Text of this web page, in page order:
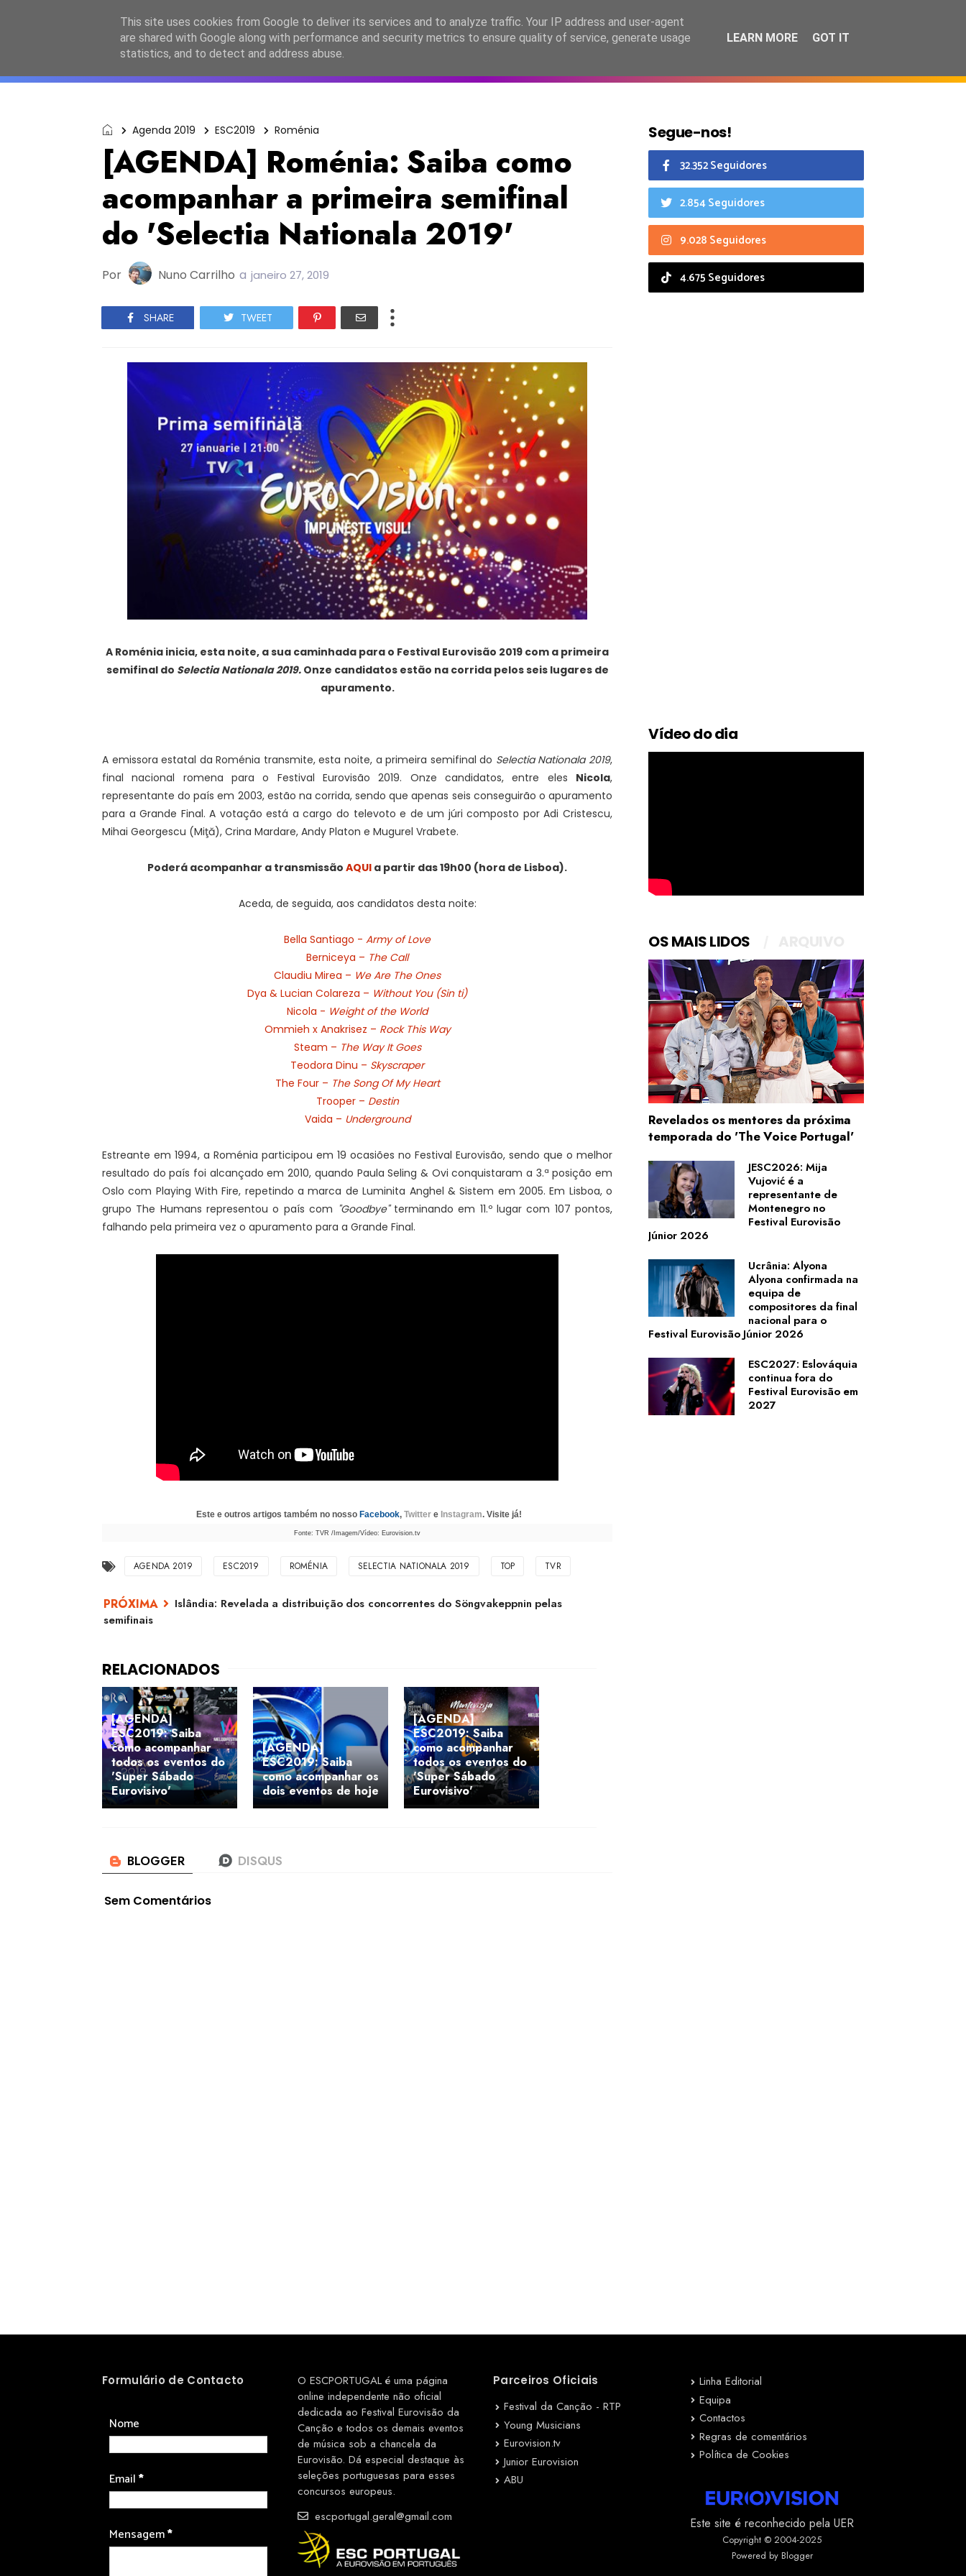
ESC2027 JESC2026 FC2026 EASC2026 PORTUGAL LANÇAMENTOS ESPECIAIS CALENDÁRIO
Agenda 2019 ESC2019 Roménia
[AGENDA] Roménia: Saiba como
acompanhar a primeira semifinal
do 'Selectia Nationala 2019'
Por Nuno Carrilho a janeiro 27, 2019
SHARE TWEET
A Roménia inicia, esta noite, a sua caminhada para o Festival Eurovisão 2019 com a primeira
semifinal do Selectia Nationala 2019. Onze candidatos estão na corrida pelos seis lugares de
apuramento.
A emissora estatal da Roménia transmite, esta noite, a primeira semifinal do Selectia Nationala 2019,
final nacional romena para o Festival Eurovisão 2019. Onze candidatos, entre eles Nicola,
representante do país em 2003, estão na corrida, sendo que apenas seis conseguirão o apuramento
para a Grande Final. A votação está a cargo do televoto e de um júri composto por Adi Cristescu,
Mihai Georgescu (Miţă), Crina Mardare, Andy Platon e Mugurel Vrabete.
Poderá acompanhar a transmissão AQUI a partir das 19h00 (hora de Lisboa).
Aceda, de seguida, aos candidatos desta noite:
Bella Santiago - Army of Love
Berniceya – The Call
Claudiu Mirea – We Are The Ones
Dya & Lucian Colareza – Without You (Sin ti)
Nicola - Weight of the World
Ommieh x Anakrisez – Rock This Way
Steam – The Way It Goes
Teodora Dinu – Skyscraper
The Four – The Song Of My Heart
Trooper – Destin
Vaida – Underground
Estreante em 1994, a Roménia participou em 19 ocasiões no Festival Eurovisão, sendo que o melhor
resultado do país foi alcançado em 2010, quando Paula Seling & Ovi conquistaram a 3.ª posição em
Oslo com Playing With Fire, repetindo a marca de Luminita Anghel & Sistem em 2005. Em Lisboa, o
grupo The Humans representou o país com "Goodbye"terminando em 11.º lugar com 107 pontos,
falhando pela primeira vez o apuramento para a Grande Final.
Este e outros artigos também no nosso Facebook, Twittere Instagram. Visite já!
Fonte: TVR /Imagem/Vídeo: Eurovision.tv
AGENDA 2019 ESC2019 ROMÉNIA SELECTIA NATIONALA 2019 TOP TVR
Islândia: Revelada a distribuição dos concorrentes do Söngvakeppnin pelas
semifinais
[AGENDA]
ESC2019: Saiba
como acompanhar
todos os eventos do
'Super Sábado
Eurovisivo'
[AGENDA]
ESC2019: Saiba
como acompanhar os
dois eventos de hoje
[AGENDA]
ESC2019: Saiba
como acompanhar
todos os eventos do
'Super Sábado
Eurovisivo'
Sem Comentários
Segue-nos!
32.352 Seguidores
2.854 Seguidores
9.028 Seguidores
4.675 Seguidores
Vídeo do dia
OS MAIS LIDOS
Revelados os mentores da próxima
temporada do 'The Voice Portugal'
JESC2026: Mija
Vujović é a
representante de
Montenegro no
Festival Eurovisão
Júnior 2026
Ucrânia: Alyona
Alyona confirmada na
equipa de
compositores da final
nacional para o
Festival Eurovisão Júnior 2026
ESC2027: Eslováquia
continua fora do
Festival Eurovisão em
2027
Formulário de Contacto
Nome
Email*
Mensagem*
O ESCPORTUGAL é uma página
online independente não oficial
dedicada ao Festival Eurovisão da
Canção e todos os demais eventos
de música sob a chancela da
Eurovisão. Dá especial destaque às
seleções portuguesas para esses
concursos europeus.
escportugal.geral@gmail.com
Parceiros Oficiais
Festival da Canção - RTP
Young Musicians
Eurovision.tv
Junior Eurovision
ABU
Linha Editorial
Equipa
Contactos
Regras de comentários
Política de Cookies
Este site é reconhecido pela UER
Copyright © 2004-2025
Powered by Blogger
This site uses cookies from Google to deliver its services and to analyze traffic. Your IP address and user-agent
are shared with Google along with performance and security metrics to ensure quality of service, generate usage
statistics, and to detect and address abuse.
LEARN MORE GOT IT